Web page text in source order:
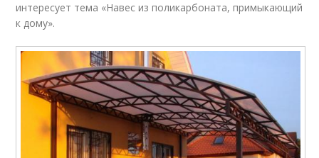
интересует тема «Навес из поликарбоната, примыкающий
к дому».